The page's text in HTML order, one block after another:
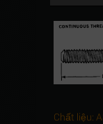
Chất liệu: